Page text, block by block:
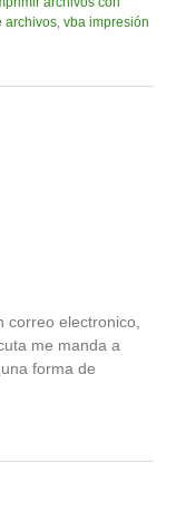
archivos, vba impresión
correo electronico,
me manda a
forma de